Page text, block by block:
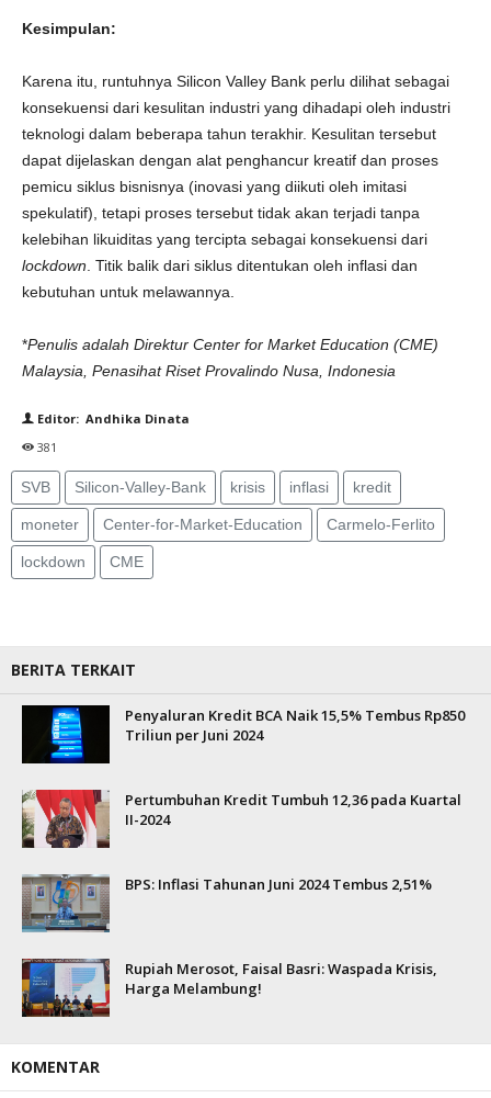
Kesimpulan:
Karena itu, runtuhnya Silicon Valley Bank perlu dilihat sebagai
konsekuensi dari kesulitan industri yang dihadapi oleh industri
teknologi dalam beberapa tahun terakhir. Kesulitan tersebut
dapat dijelaskan dengan alat penghancur kreatif dan proses
pemicu siklus bisnisnya (inovasi yang diikuti oleh imitasi
spekulatif), tetapi proses tersebut tidak akan terjadi tanpa
kelebihan likuiditas yang tercipta sebagai konsekuensi dari
lockdown . Titik balik dari siklus ditentukan oleh inflasi dan
kebutuhan untuk melawannya.
*Penulis adalah Direktur Center for Market Education (CME)
Malaysia, Penasihat Riset Provalindo Nusa, Indonesia
Editor: Andhika Dinata
381
SVB Silicon-Valley-Bank krisis inflasi kredit
moneter Center-for-Market-Education Carmelo-Ferlito
lockdown CME
BERITA TERKAIT
Penyaluran Kredit BCA Naik 15,5% Tembus Rp850
Triliun per Juni 2024
Pertumbuhan Kredit Tumbuh 12,36 pada Kuartal
II-2024
BPS: Inflasi Tahunan Juni 2024 Tembus 2,51%
Rupiah Merosot, Faisal Basri: Waspada Krisis,
Harga Melambung!
KOMENTAR